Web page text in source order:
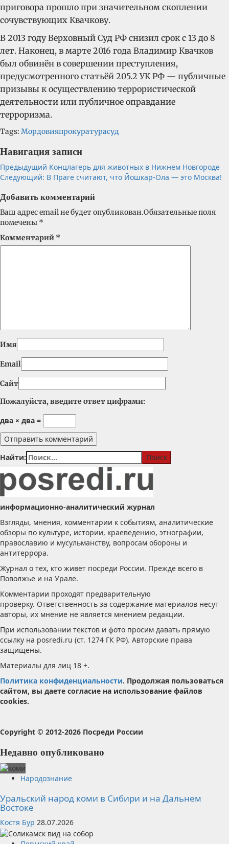
приговора прошло при значительном скоплении
сочувствующих Квачкову.
В 2013 году Верховный Суд РФ снизил срок с 13 до 8
лет. Наконец, в марте 2016 года Владимир Квачков
был обвинён в совершении преступления,
предусмотренного статьёй 205.2 УК РФ — публичные
призывы к осуществлению террористической
деятельности или публичное оправдание
терроризма.
Tags: Мордовияпрокуратурасуд
Навигация записи
Предыдущий Концлагерь для животных в Нижнем Новгороде
Следующий: В Праге считают, что Йошкар-Ола — это Москва!
Добавить комментарий
Ваш адрес email не будет опубликован.Обязательные поля
помечены *
Комментарий *
Имя
Email
Сайт
Пожалуйста, введите ответ цифрами:
два × два =
Найти:
информационно-аналитический журнал
Взгляды, мнения, комментарии к событиям, аналитические
обзоры по культуре, истории, краеведению, этнографии,
православию и мусульманству, вопросам обороны и
антитеррора.
Журнал о тех, кто живет посреди России. Прежде всего в
Поволжье и на Урале.
Комментарии проходят предварительную
проверку. Ответственность за содержание материалов несут
авторы, их мнение не является мнением редакции.
При использовании текстов и фото просим давать прямую
ссылку на posredi.ru (ст. 1274 ГК РФ). Авторские права
защищены.
Материалы для лиц 18 +.
Политика конфиденциальности. Продолжая пользоваться
сайтом, вы даете согласие на использование файлов
cookies.
Copyright © 2012-2026 Посреди России
Недавно опубликовано
Народознание
Уральский народ коми в Сибири и на Дальнем
Востоке
Костя Бур 28.07.2026